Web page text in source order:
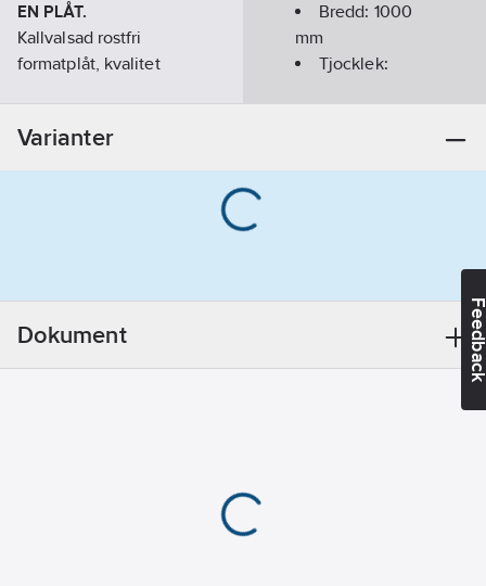
EN PLÅT.
Kallvalsad rostfri
formatplåt, kvalitet
tal som 1.4301. EN
1.4307, AISI 304L är ett
svetsbarhet,
formbarhet och hög
motståndskraft mot
interkristallin
Bredd: 1000
mm
Tjocklek:
Utförande:
Varianter
Dokument